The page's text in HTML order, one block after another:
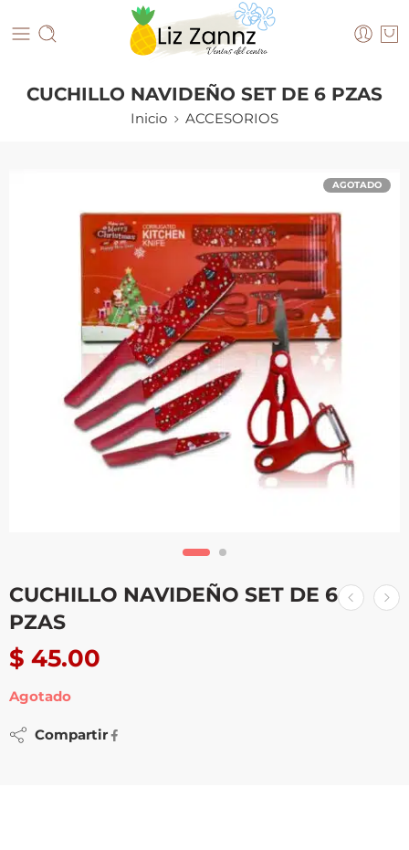
CUCHILLO NAVIDEÑO SET DE 6 PZAS
Inicio ACCESORIOS
AGOTADO
CUCHILLO NAVIDEÑO SET DE 6
PZAS
$ 45.00
Agotado
Compartir